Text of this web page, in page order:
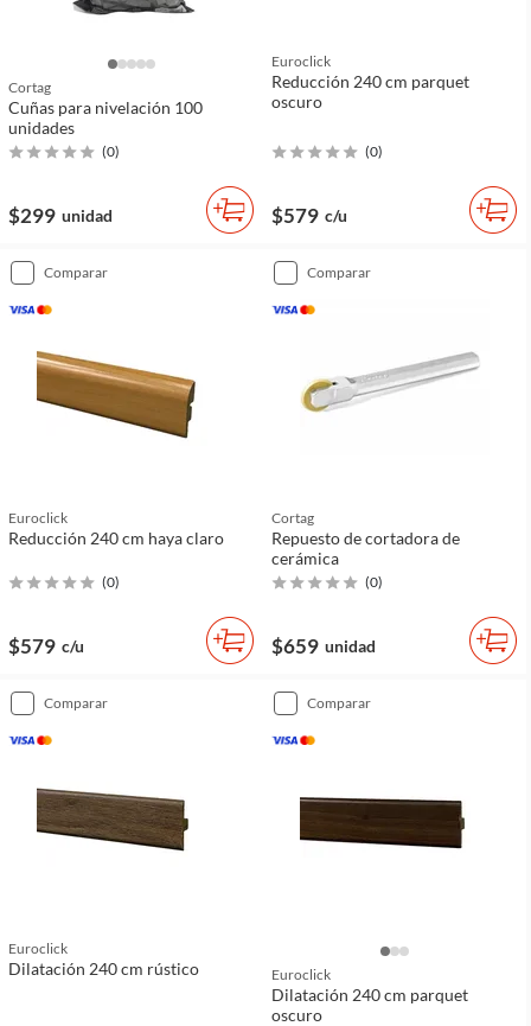
Cortag
Cuñas para nivelación 100
unidades
(0)
$299 unidad
Euroclick
Reducción 240 cm parquet
oscuro
(0)
$579 c/u
comparar
Euroclick
Reducción 240 cm haya claro
(0)
$579 c/u
comparar
Cortag
Repuesto de cortadora de
cerámica
(0)
$659 unidad
comparar
Euroclick
Dilatación 240 cm rústico
comparar
Euroclick
Dilatación 240 cm parquet
oscuro